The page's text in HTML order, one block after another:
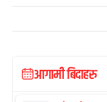
आगामी बिदाहरु